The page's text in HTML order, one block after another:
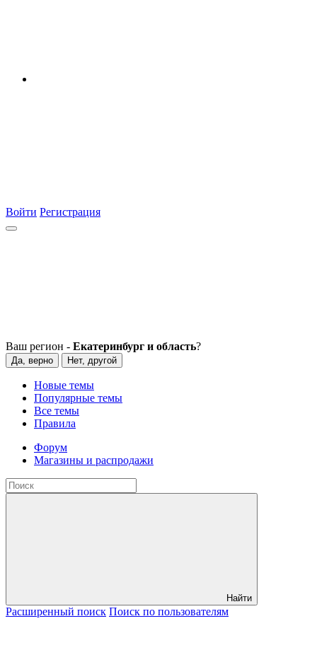
Войти Регистрация
Ваш регион - Екатеринбург и область?
Да, верно Нет, другой
Новые темы
Популярные темы
Все темы
Правила
Форум
Магазины и распродажи
Найти
Расширенный поиск Поиск по пользователям